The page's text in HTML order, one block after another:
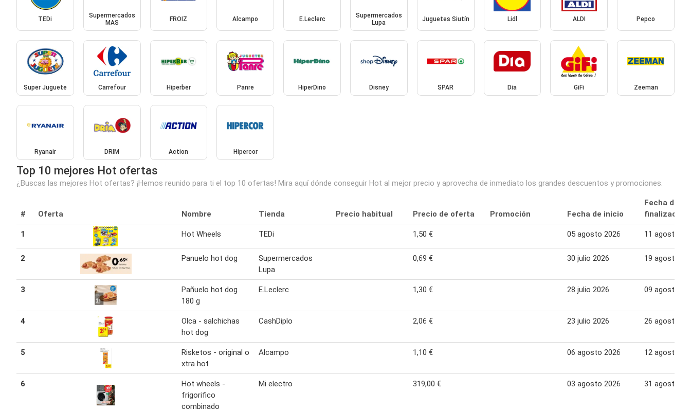
TEDi
Supermercados
MAS
FROIZ Alcampo E.Leclerc
Supermercados
Lupa
Juguetes Siutín Lidl ALDI Pepco
Super Juguete Carrefour Hiperber Panre HiperDino Disney SPAR Dia GiFi Zeeman
Ryanair DRIM Action Hipercor
Top 10 mejores Hot ofertas
¿Buscas las mejores Hot ofertas? ¡Hemos reunido para ti el top 10 ofertas! Mira aquí dónde conseguir Hot al mejor precio y aprovecha de inmediato los grandes descuentos y promociones.
# Oferta Nombre Tienda Precio habitual Precio de oferta Promoción Fecha de inicio
Fecha de
finalización
1 Hot Wheels TEDi 1,50 € 05 agosto 2026 11 agosto
2 Panuelo hot dog
Supermercados
Lupa
0,69 € 30 julio 2026 19 agosto
3
Pañuelo hot dog
180 g
E.Leclerc 1,30 € 28 julio 2026 09 agosto
4
Olca - salchichas
hot dog
CashDiplo 2,06 € 23 julio 2026 26 agosto
5
Risketos - original o
xtra hot
Alcampo 1,10 € 06 agosto 2026 12 agosto
6
Hot wheels -
frigorifico
combinado
Mi electro 319,00 € 03 agosto 2026 31 agosto